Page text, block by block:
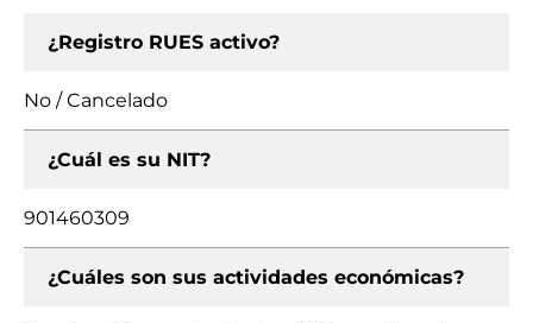
¿Registro RUES activo?
No / Cancelado
¿Cuál es su NIT?
901460309
¿Cuáles son sus actividades económicas?